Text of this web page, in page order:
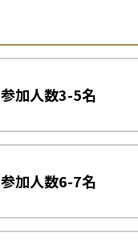
参加人数3-5名
参加人数6-7名